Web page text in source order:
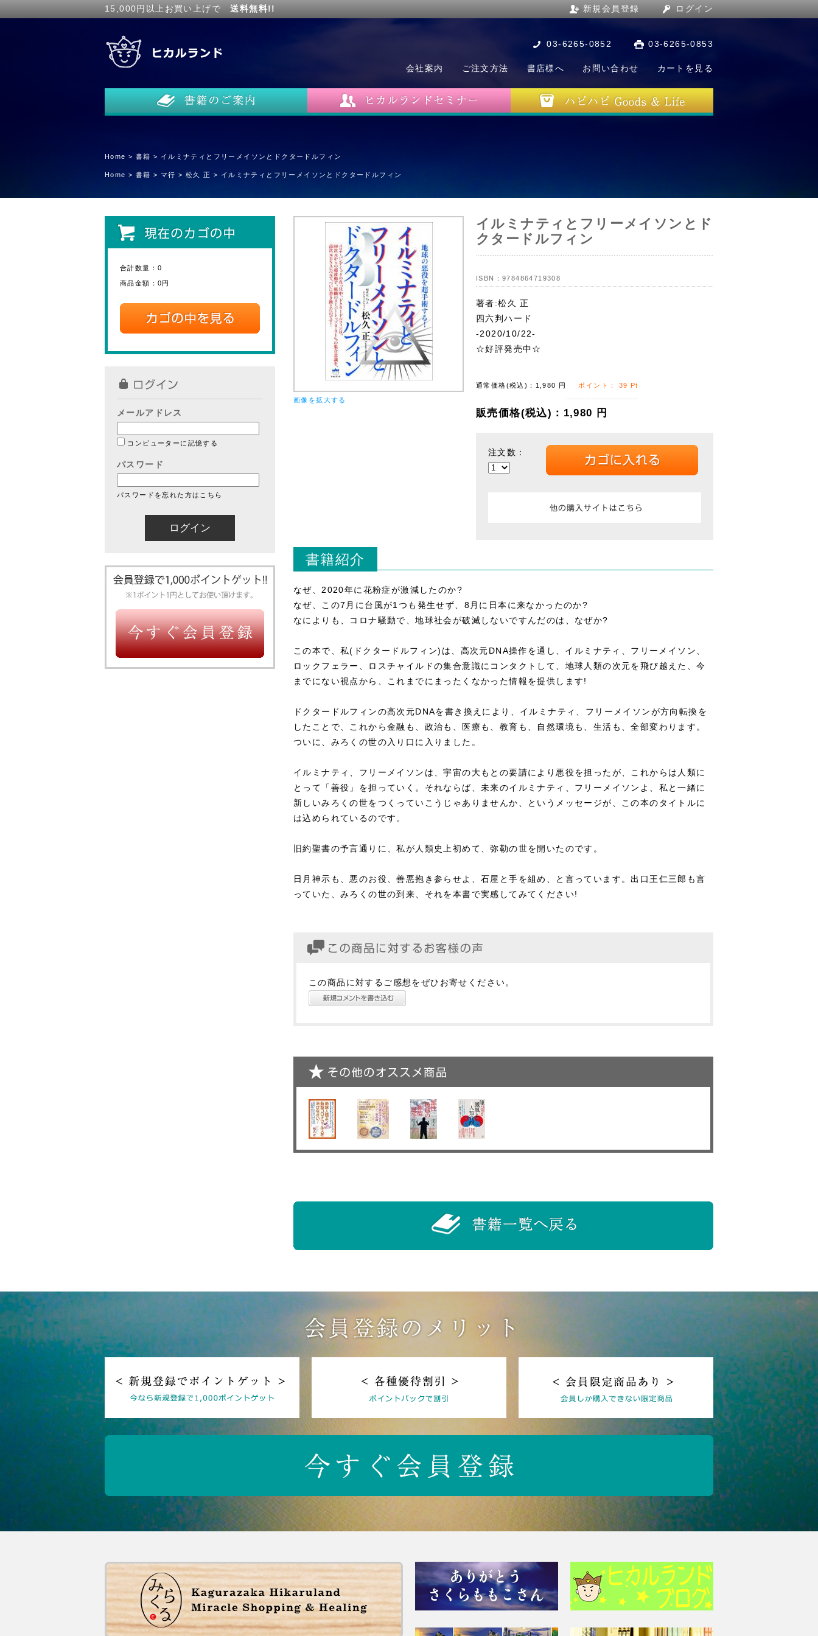
新規会員登録 ログイン
15,000円以上お買い上げで送料無料!!
03-6265-0852 03-6265-0853
会社案内 ご注文方法 書店様へ お問い合わせ カートを見る
Home > 書籍 > イルミナティとフリーメイソンとドクタードルフィン
Home > 書籍 > マ行 > 松久 正 > イルミナティとフリーメイソンとドクタードルフィン
合計数量： 0
商品金額： 0円
メールアドレス
コンピューターに記憶する
パスワード
パスワードを忘れた方はこちら
画像を拡大する
イルミナティとフリーメイソンとド
クタードルフィン
ISBN： 9784864719308
著者:松久 正
四六判ハード
-2020/10/22-
☆好評発売中☆
通常価格(税込)： 1,980 円 ポイント： 39 Pt
販売価格(税込)： 1,980 円
注文数：
書籍紹介
なぜ、2020年に花粉症が激減したのか?
なぜ、この7月に台風が1つも発生せず、8月に日本に来なかったのか?
なによりも、コロナ騒動で、地球社会が破滅しないですんだのは、なぜか?
この本で、私(ドクタードルフィン)は、高次元DNA操作を通し、イルミナティ、フリーメイソン、
ロックフェラー、ロスチャイルドの集合意識にコンタクトして、地球人類の次元を飛び越えた、今
までにない視点から、これまでにまったくなかった情報を提供します!
ドクタードルフィンの高次元DNAを書き換えにより、イルミナティ、フリーメイソンが方向転換を
したことで、これから金融も、政治も、医療も、教育も、自然環境も、生活も、全部変わります。
ついに、みろくの世の入り口に入りました。
イルミナティ、フリーメイソンは、宇宙の大もとの要請により悪役を担ったが、これからは人類に
とって「善役」を担っていく。それならば、未来のイルミナティ、フリーメイソンよ、私と一緒に
新しいみろくの世をつくっていこうじゃありませんか、というメッセージが、この本のタイトルに
は込められているのです。
旧約聖書の予言通りに、私が人類史上初めて、弥勒の世を開いたのです。
日月神示も、悪のお役、善悪抱き参らせよ、石屋と手を組め、と言っています。出口王仁三郎も言
っていた、みろくの世の到来、それを本書で実感してみてください!
この商品に対するご感想をぜひお寄せください。